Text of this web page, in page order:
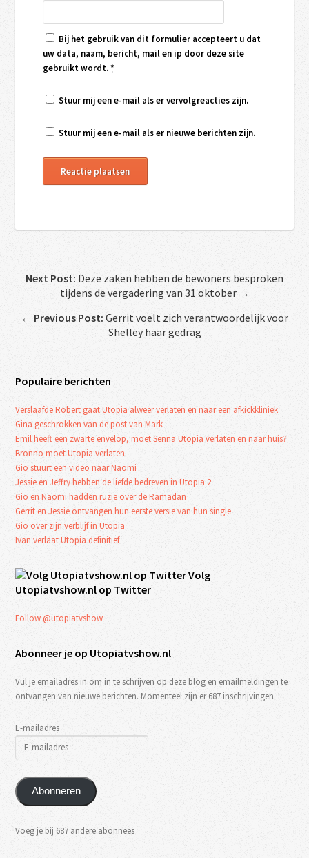
Bij het gebruik van dit formulier accepteert u dat
uw data, naam, bericht, mail en ip door deze site
gebruikt wordt.*
Stuur mij een e-mail als er vervolgreacties zijn.
Stuur mij een e-mail als er nieuwe berichten zijn.
Next Post: Deze zaken hebben de bewoners besproken
tijdens de vergadering van 31 oktober →
← Previous Post: Gerrit voelt zich verantwoordelijk voor
Shelley haar gedrag
Populaire berichten
Verslaafde Robert gaat Utopia alweer verlaten en naar een afkickkliniek
Gina geschrokken van de post van Mark
Emil heeft een zwarte envelop, moet Senna Utopia verlaten en naar huis?
Bronno moet Utopia verlaten
Gio stuurt een video naar Naomi
Jessie en Jeffry hebben de liefde bedreven in Utopia 2
Gio en Naomi hadden ruzie over de Ramadan
Gerrit en Jessie ontvangen hun eerste versie van hun single
Gio over zijn verblijf in Utopia
Ivan verlaat Utopia definitief
Volg
Utopiatvshow.nl op Twitter
Follow @utopiatvshow
Abonneer je op Utopiatvshow.nl
Vul je emailadres in om in te schrijven op deze blog en emailmeldingen te
ontvangen van nieuwe berichten. Momenteel zijn er 687 inschrijvingen.
E-mailadres
Abonneren
Voeg je bij 687 andere abonnees